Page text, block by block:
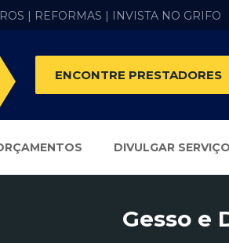
| REFORMAS | INVISTA NO GRIFO
ENCONTRE PRESTADORES
DIVULGAR
Gesso e